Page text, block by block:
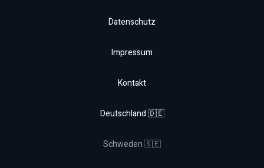
Datenschutz
Impressum
Kontakt
Deutschland 🇩🇪
Schweden 🇸🇪